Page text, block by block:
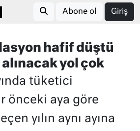
Abone ol Giriş
hafif düştü
yol çok
tüketici
önceki aya göre
yılın aynı ayına